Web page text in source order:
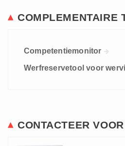
COMPLEMENTAIRE
Competentiemonitor
Werfreservetool voor
CONTACTEER